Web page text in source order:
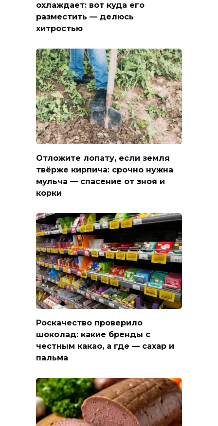
охлаждает: вот куда его
разместить — делюсь
хитростью
Отложите лопату, если земля
твёрже кирпича: срочно нужна
мульча — спасение от зноя и
корки
Роскачество проверило
шоколад: какие бренды с
честным какао, а где — сахар и
пальма